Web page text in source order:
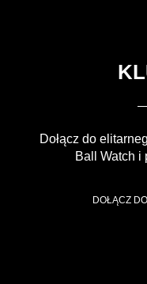
Dołącz do
Ball Watch i
DOŁĄCZ